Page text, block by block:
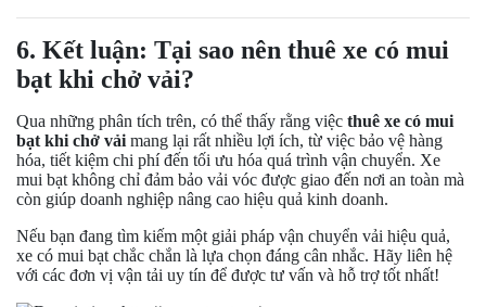
6. Kết luận: Tại sao nên thuê xe có mui
bạt khi chở vải?
Qua những phân tích trên, có thể thấy rằng việc thuê xe có mui
bạt khi chở vải mang lại rất nhiều lợi ích, từ việc bảo vệ hàng
hóa, tiết kiệm chi phí đến tối ưu hóa quá trình vận chuyển. Xe
mui bạt không chỉ đảm bảo vải vóc được giao đến nơi an toàn mà
còn giúp doanh nghiệp nâng cao hiệu quả kinh doanh.
Nếu bạn đang tìm kiếm một giải pháp vận chuyển vải hiệu quả,
xe có mui bạt chắc chắn là lựa chọn đáng cân nhắc. Hãy liên hệ
với các đơn vị vận tải uy tín để được tư vấn và hỗ trợ tốt nhất!